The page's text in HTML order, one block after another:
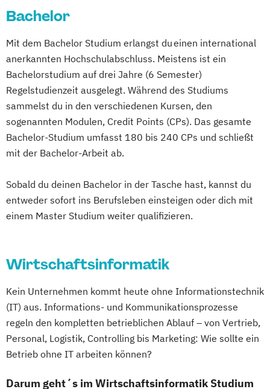
Bachelor
Mit dem Bachelor Studium erlangst du einen international
anerkannten Hochschulabschluss. Meistens ist ein
Bachelorstudium auf drei Jahre (6 Semester)
Regelstudienzeit ausgelegt. Während des Studiums
sammelst du in den verschiedenen Kursen, den
sogenannten Modulen, Credit Points (CPs). Das gesamte
Bachelor-Studium umfasst 180 bis 240 CPs und schließt
mit der Bachelor-Arbeit ab.
Sobald du deinen Bachelor in der Tasche hast, kannst du
entweder sofort ins Berufsleben einsteigen oder dich mit
einem Master Studium weiter qualifizieren.
Wirtschaftsinformatik
Kein Unternehmen kommt heute ohne Informationstechnik
(IT) aus. Informations- und Kommunikationsprozesse
regeln den kompletten betrieblichen Ablauf – von Vertrieb,
Personal, Logistik, Controlling bis Marketing: Wie sollte ein
Betrieb ohne IT arbeiten können?
Darum geht´s im Wirtschaftsinformatik Studium